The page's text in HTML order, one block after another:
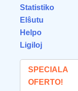
Statistiko
Elŝutu
Helpo
Ligiloj
SPECIALA
OFERTO!